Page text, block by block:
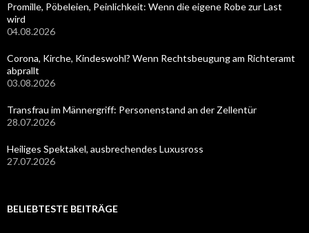
Promille, Pöbeleien, Peinlichkeit: Wenn die eigene Robe zur Last
wird
04.08.2026
Corona, Kirche, Kindeswohl? Wenn Rechtsbeugung am Richteramt
abprallt
03.08.2026
Transfrau im Männergriff: Personenstand an der Zellentür
28.07.2026
Heiliges Spektakel, ausbrechendes Luxusross
27.07.2026
BELIEBTESTE BEITRÄGE